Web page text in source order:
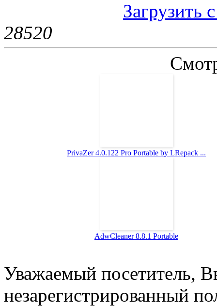
Загрузить
28520
PrivaZer 4.0.122 Pro Portable by LRepack ...
AdwCleaner 8.8.1 Portable
Уважаемый посетитель,
незарегистрированный